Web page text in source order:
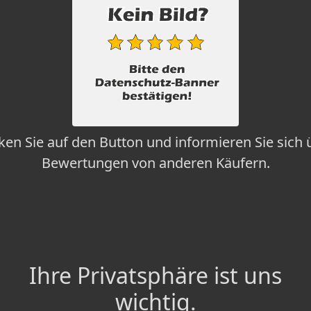
Sie auf den Button und informieren Sie sich
Bewertungen von anderen Käufern.
Ihre Privatsphäre ist uns
wichtig.